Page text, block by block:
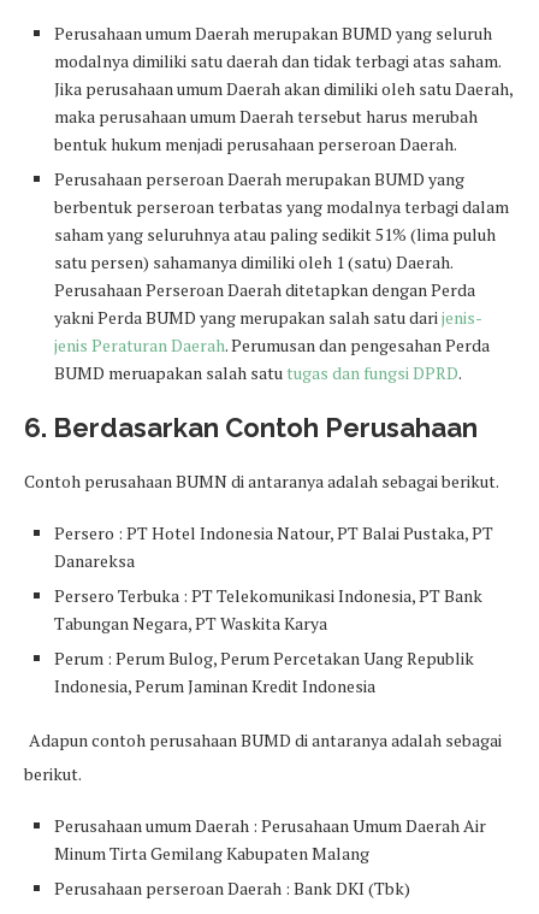
Perusahaan umum Daerah merupakan BUMD yang seluruh
modalnya dimiliki satu daerah dan tidak terbagi atas saham.
Jika perusahaan umum Daerah akan dimiliki oleh satu Daerah,
maka perusahaan umum Daerah tersebut harus merubah
bentuk hukum menjadi perusahaan perseroan Daerah.
Perusahaan perseroan Daerah merupakan BUMD yang
berbentuk perseroan terbatas yang modalnya terbagi dalam
saham yang seluruhnya atau paling sedikit 51% (lima puluh
satu persen) sahamanya dimiliki oleh 1 (satu) Daerah.
Perusahaan Perseroan Daerah ditetapkan dengan Perda
yakni Perda BUMD yang merupakan salah satu darijenis-
jenis Peraturan Daerah. Perumusan dan pengesahan Perda
BUMD meruapakan salah satutugas dan fungsi DPRD.
6. Berdasarkan Contoh Perusahaan
Contoh perusahaan BUMN di antaranya adalah sebagai berikut.
Persero : PT Hotel Indonesia Natour, PT Balai Pustaka, PT
Danareksa
Persero Terbuka : PT Telekomunikasi Indonesia, PT Bank
Tabungan Negara, PT Waskita Karya
Perum : Perum Bulog, Perum Percetakan Uang Republik
Indonesia, Perum Jaminan Kredit Indonesia
Adapun contoh perusahaan BUMD di antaranya adalah sebagai
berikut.
Perusahaan umum Daerah : Perusahaan Umum Daerah Air
Minum Tirta Gemilang Kabupaten Malang
Perusahaan perseroan Daerah : Bank DKI (Tbk)